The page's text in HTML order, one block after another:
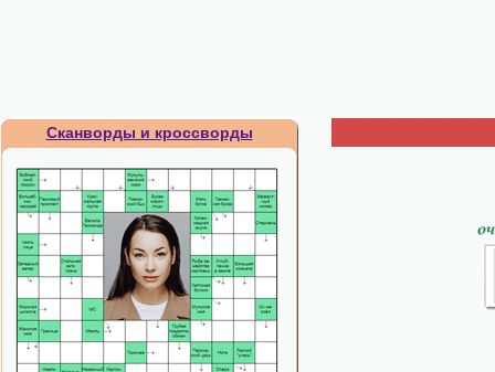
Сканворды и кроссворды